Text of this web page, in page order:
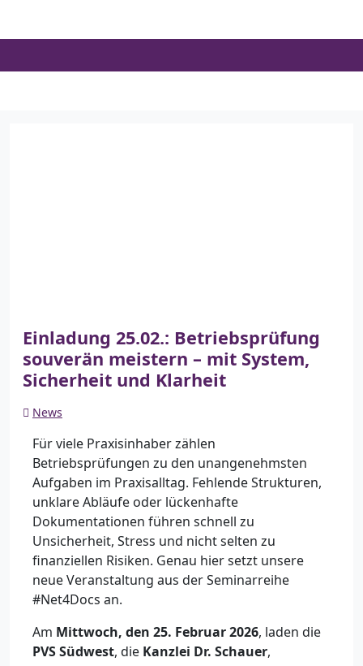
content
Einladung 25.02.: Betriebsprüfung
souverän meistern – mit System,
Sicherheit und Klarheit
News
Für viele Praxisinhaber zählen
Betriebsprüfungen zu den unangenehmsten
Aufgaben im Praxisalltag. Fehlende Strukturen,
unklare Abläufe oder lückenhafte
Dokumentationen führen schnell zu
Unsicherheit, Stress und nicht selten zu
finanziellen Risiken. Genau hier setzt unsere
neue Veranstaltung aus der Seminarreihe
#Net4Docs an.
Am Mittwoch, den 25. Februar 2026, laden die
PVS Südwest, die Kanzlei Dr. Schauer,